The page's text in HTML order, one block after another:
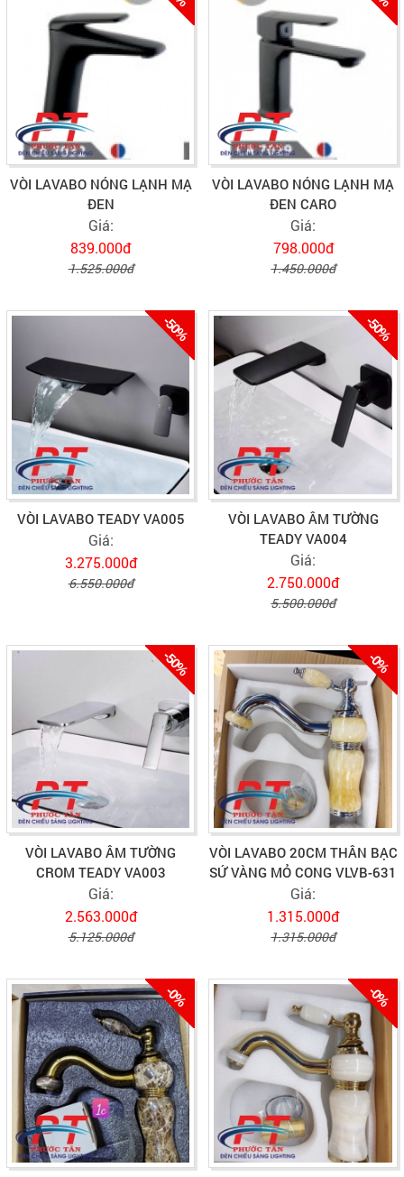
VÒI LAVABO NÓNG LẠNH MẠ
ĐEN
Giá:
839.000đ
1.525.000đ
VÒI LAVABO NÓNG LẠNH MẠ
ĐEN CARO
Giá:
798.000đ
1.450.000đ
-50%
VÒI LAVABO TEADY VA005
Giá:
3.275.000đ
6.550.000đ
-50%
VÒI LAVABO ÂM TƯỜNG
TEADY VA004
Giá:
2.750.000đ
5.500.000đ
-50%
VÒI LAVABO ÂM TƯỜNG
CROM TEADY VA003
Giá:
2.563.000đ
5.125.000đ
-0%
VÒI LAVABO 20CM THÂN BẠC
SỨ VÀNG MỎ CONG VLVB-631
Giá:
1.315.000đ
1.315.000đ
-0% -0%